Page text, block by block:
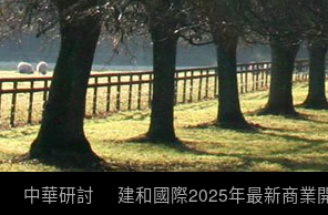
中華研討
建和國際2025年最新商業